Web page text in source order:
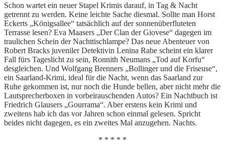
Schon wartet ein neuer Stapel Krimis darauf, in Tag & Nacht
getrennt zu werden. Keine leichte Sache diesmal. Sollte man Horst
Eckerts „Königsallee“ tatsächlich auf der sonnenüberfluteten
Terrasse lesen? Eva Maasers „Der Clan der Giovese“ dagegen im
traulichen Schein der Nachttischlampe? Das neue Abenteuer von
Robert Bracks juveniler Detektivin Lenina Rabe scheint ein klarer
Fall fürs Tageslicht zu sein, Ronnith Neumans „Tod auf Korfu“
desgleichen. Und Wolfgang Brenners „Bollinger und die Friseuse“,
ein Saarland-Krimi, ideal für die Nacht, wenn das Saarland zur
Ruhe gekommen ist, nur noch die Hunde bellen, aber nicht mehr die
Lautsprecherboxen in vorbeirauschenden Autos? Ein Nachtbuch ist
Friedrich Glausers „Gourrama“. Aber erstens kein Krimi und
zweitens hab ich das vor Jahren schon einmal gelesen. Spricht
beides nicht dagegen, es ein zweites Mal anzugehen. Nachts.
* * * * *